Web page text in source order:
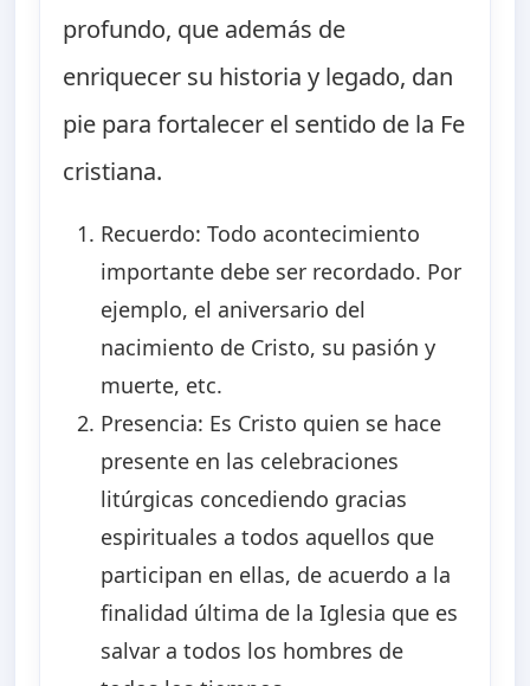
profundo, que además de
enriquecer su historia y legado, dan
pie para fortalecer el sentido de la Fe
cristiana.
Recuerdo: Todo acontecimiento
importante debe ser recordado. Por
ejemplo, el aniversario del
nacimiento de Cristo, su pasión y
muerte, etc.
Presencia: Es Cristo quien se hace
presente en las celebraciones
litúrgicas concediendo gracias
espirituales a todos aquellos que
participan en ellas, de acuerdo a la
finalidad última de la Iglesia que es
salvar a todos los hombres de